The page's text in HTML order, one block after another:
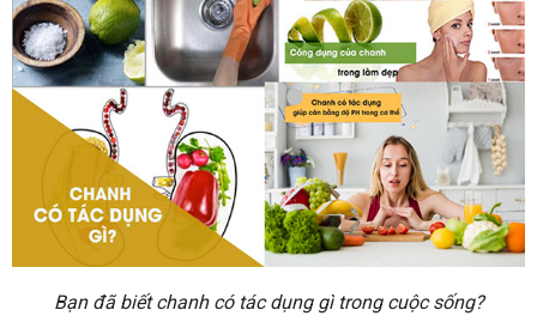
Bạn đã biết chanh có tác dụng gì trong cuộc sống?